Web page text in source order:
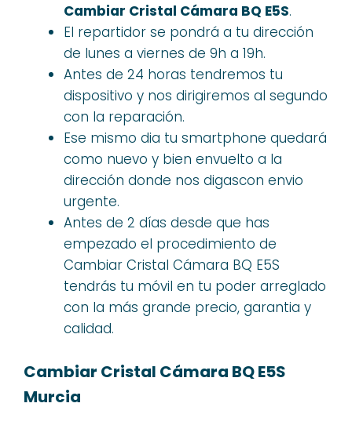
Cambiar Cristal Cámara BQ E5S.
El repartidor se pondrá a tu dirección
de lunes a viernes de 9h a 19h.
Antes de 24 horas tendremos tu
dispositivo y nos dirigiremos al segundo
con la reparación.
Ese mismo dia tu smartphone quedará
como nuevo y bien envuelto a la
dirección donde nos digascon envio
urgente.
Antes de 2 días desde que has
empezado el procedimiento de
Cambiar Cristal Cámara BQ E5S
tendrás tu móvil en tu poder arreglado
con la más grande precio, garantia y
calidad.
Cambiar Cristal Cámara BQ E5S
Murcia